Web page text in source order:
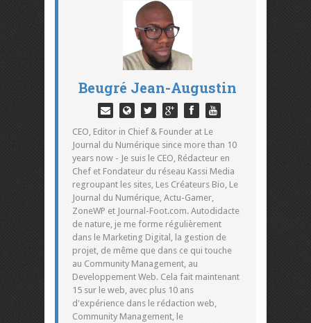
Beugré Jean-Augustin
CEO, Editor in Chief & Founder at Le
Journal du Numérique since more than 10
years now - Je suis le CEO, Rédacteur en
Chef et Fondateur du réseau Kassi Media
regroupant les sites, Les Créateurs Bio, Le
Journal du Numérique, Actu-Gamer,
ZoneWP et Journal-Foot.com. Autodidacte
de nature, je me forme régulièrement
dans le Marketing Digital, la gestion de
projet, de même que dans ce qui touche
au Community Management, au
Developpement Web. Cela fait maintenant
15 sur le web, avec plus 10 ans
d'expérience dans le rédaction web,
Community Management, le